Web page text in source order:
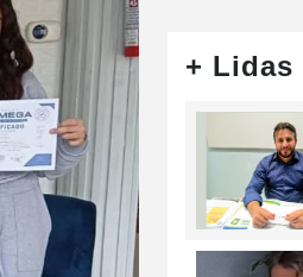
+ Lidas